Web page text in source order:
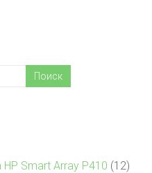
Smart Array P410 (12)